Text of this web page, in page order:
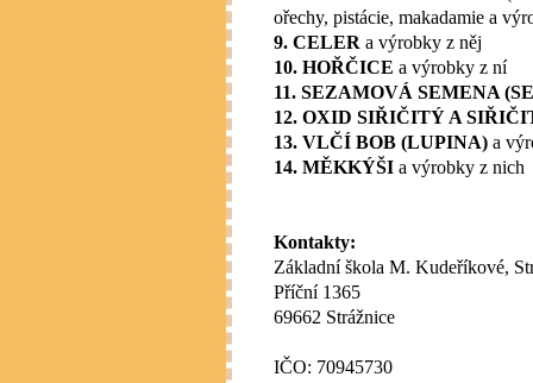
ořechy, pistácie, makadamie a
9. CELER a výrobky z něj
10. HOŘČICE a výrobky z ní
11. SEZAMOVÁ SEMENA
12. OXID SIŘIČITÝ A
13. VLČÍ BOB (LUPINA) a
14. MĚKKÝŠI a výrobky z nich
Kontakty:
Základní škola M. Kudeříkové,
Příční 1365
69662 Strážnice
IČO: 70945730